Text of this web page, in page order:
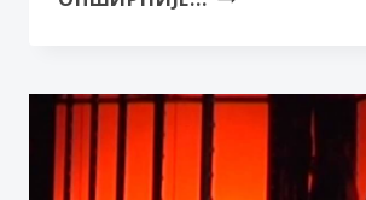
КОНФЕРЕНЦИЈА
ЗА
НОВИНАРЕ